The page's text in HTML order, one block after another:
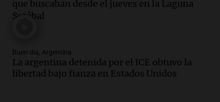
contra el tiempo: necesita un trasplante
para poder seguir viviend
Audio.Estiman que la inflación nacional
de julio será menor al 2,9% registrado
en CABA
que buscaban desde el jueves en la Laguna
Setúbal
Buen día, Argentina
La argentina detenida por el ICE obtuvo la
libertad bajo fianza en Estados Unidos